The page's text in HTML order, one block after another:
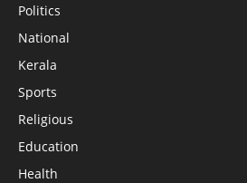
Politics
National
Kerala
Sports
Religious
Education
Health